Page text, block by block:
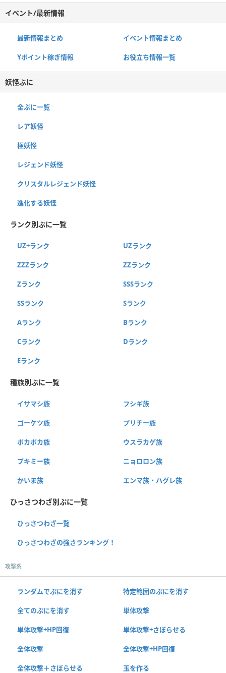
イベント/最新情報
最新情報まとめ イベント情報まとめ
Yポイント稼ぎ情報 お役立ち情報一覧
妖怪ぷに
全ぷに一覧
レア妖怪
極妖怪
レジェンド妖怪
クリスタルレジェンド妖怪
進化する妖怪
ランク別ぷに一覧
UZ+ランク UZランク
ZZZランク ZZランク
Zランク SSSランク
SSランク Sランク
Aランク Bランク
Cランク Dランク
Eランク
種族別ぷに一覧
イサマシ族 フシギ族
ゴーケツ族 プリチー族
ポカポカ族 ウスラカゲ族
ブキミー族 ニョロロン族
かいま族 エンマ族・ハグレ族
ひっさつわざ別ぷに一覧
ひっさつわざ一覧
ひっさつわざの強さランキング！
攻撃系
ランダムでぷにを消す 特定範囲のぷにを消す
全てのぷにを消す 単体攻撃
単体攻撃+HP回復 単体攻撃+さぼらせる
全体攻撃 全体攻撃+HP回復
全体攻撃＋さぼらせる 玉を作る